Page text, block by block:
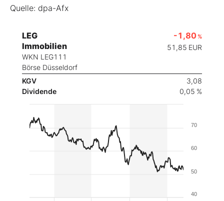
Quelle: dpa-Afx
LEG
Immobilien
WKN LEG111
Börse Düsseldorf
-1,80 %
51,85 EUR
KGV
3,08
Dividende
0,05 %
40
50
60
70